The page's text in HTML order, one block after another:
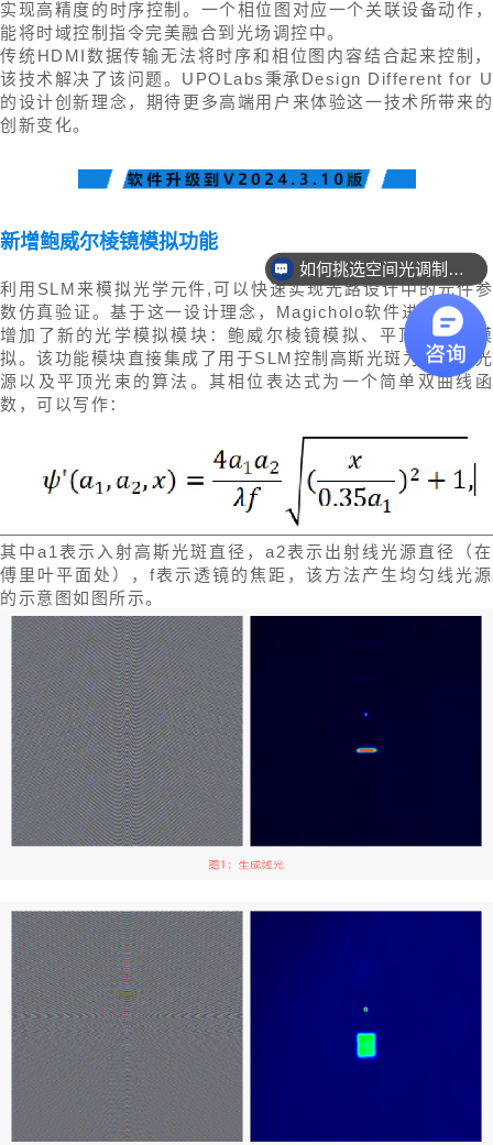
实现高精度的时序控制。一个相位图对应一个关联设备动作，
能将时域控制指令完美融合到光场调控中。
传统HDMI数据传输无法将时序和相位图内容结合起来控制，
该技术解决了该问题。UPOLabs秉承Design Different for U
的设计创新理念，期待更多高端用户来体验这一技术所带来的
创新变化。
新增鲍威尔棱镜模拟功能
利用SLM来模拟光学元件,可以快速实现光路设计中的元件参
数仿真验证。基于这一设计理念，Magicholo软件进行升级，
增加了新的光学模拟模块：鲍威尔棱镜模拟、平顶光设计模
拟。该功能模块直接集成了用于SLM控制高斯光斑为均匀线光
源以及平顶光束的算法。其相位表达式为一个简单双曲线函
数，可以写作：
其中a1表示入射高斯光斑直径，a2表示出射线光源直径（在
傅里叶平面处），f表示透镜的焦距，该方法产生均匀线光源
的示意图如图所示。
如何挑选空间光调制器？